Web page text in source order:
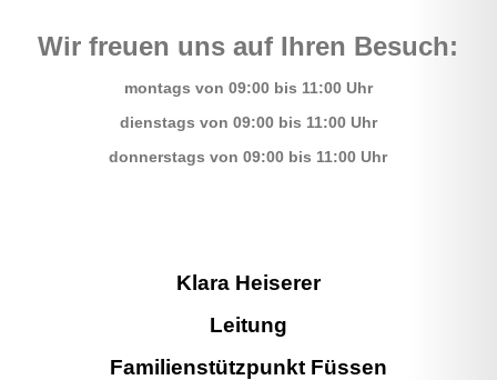
Wir freuen uns auf Ihren Besuch:
montags von 09:00 bis 11:00 Uhr
dienstags von 09:00 bis 11:00 Uhr
donnerstags von 09:00 bis 11:00 Uhr
Klara Heiserer
Leitung
Familienstützpunkt Füssen